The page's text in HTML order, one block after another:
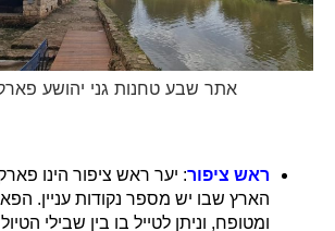
אתר שבע טחנות גני יהושע פארק
ראש ציפור: יער ראש ציפור הינו
הארץ שבו יש מספר נקודות עניין.
ומטופח, וניתן לטייל בו בין שבילי